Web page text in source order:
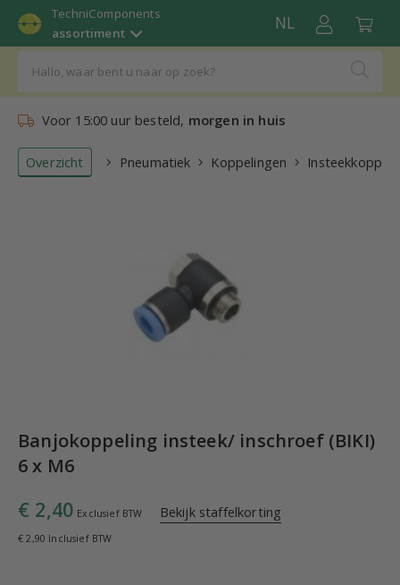
TechniComponents
assortiment
NL
Voor 15:00 uur besteld, morgen in huis
Overzicht Pneumatiek Koppelingen
Banjokoppeling insteek/ inschroef (BIKI)
6 x M6
€ 2,40 Exclusief BTW Bekijk staffelkorting
€ 2,90 Inclusief BTW